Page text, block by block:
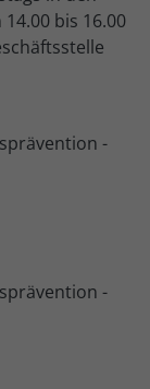
bis 16.00
-
-